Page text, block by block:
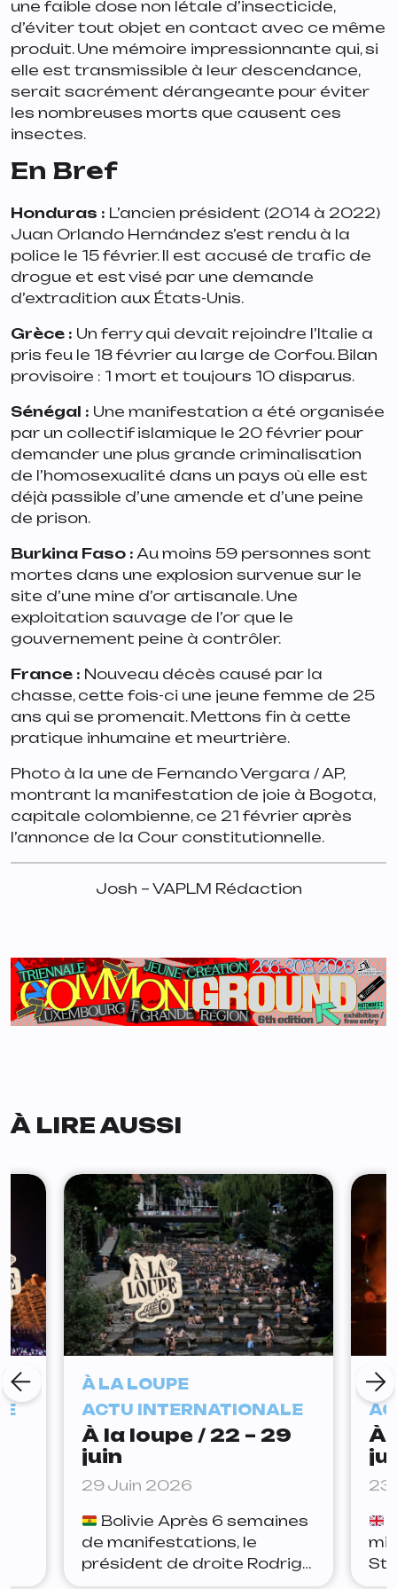
une faible dose non létale d’insecticide,
d’éviter tout objet en contact avec ce même
produit. Une mémoire impressionnante qui, si
elle est transmissible à leur descendance,
serait sacrément dérangeante pour éviter
les nombreuses morts que causent ces
insectes.
En Bref
Honduras : L’ancien président (2014 à 2022)
Juan Orlando Hernández s’est rendu à la
police le 15 février. Il est accusé de trafic de
drogue et est visé par une demande
d’extradition aux États-Unis.
Grèce : Un ferry qui devait rejoindre l’Italie a
pris feu le 18 février au large de Corfou. Bilan
provisoire : 1 mort et toujours 10 disparus.
Sénégal : Une manifestation a été organisée
par un collectif islamique le 20 février pour
demander une plus grande criminalisation
de l’homosexualité dans un pays où elle est
déjà passible d’une amende et d’une peine
de prison.
Burkina Faso : Au moins 59 personnes sont
mortes dans une explosion survenue sur le
site d’une mine d’or artisanale. Une
exploitation sauvage de l’or que le
gouvernement peine à contrôler.
France : Nouveau décès causé par la
chasse, cette fois-ci une jeune femme de 25
ans qui se promenait. Mettons fin à cette
pratique inhumaine et meurtrière.
Photo à la une de Fernando Vergara / AP,
montrant la manifestation de joie à Bogota,
capitale colombienne, ce 21 février après
l’annonce de la Cour constitutionnelle.
Josh – VAPLM Rédaction
À LIRE AUSSI
À LA LOUPE
ACTU INTERNATIONALE
À la loupe / 22 – 29
juin
29 Juin 2026
Bolivie Après 6 semaines
de manifestations, le
président de droite Rodrigo
Paz a signé un accord avec
À
À
23